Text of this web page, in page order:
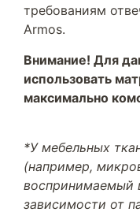
требованиям
Armos.
Внимание! Для
использовать
максимально
*У мебельных
(например,
воспринимаемый
зависимости от